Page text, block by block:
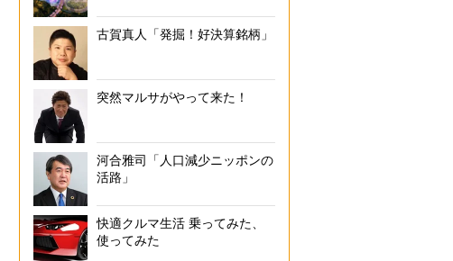
古賀真人「発掘！好決算銘柄」
突然マルサがやって来た！
河合雅司「人口減少ニッポンの
活路」
快適クルマ生活 乗ってみた、
使ってみた